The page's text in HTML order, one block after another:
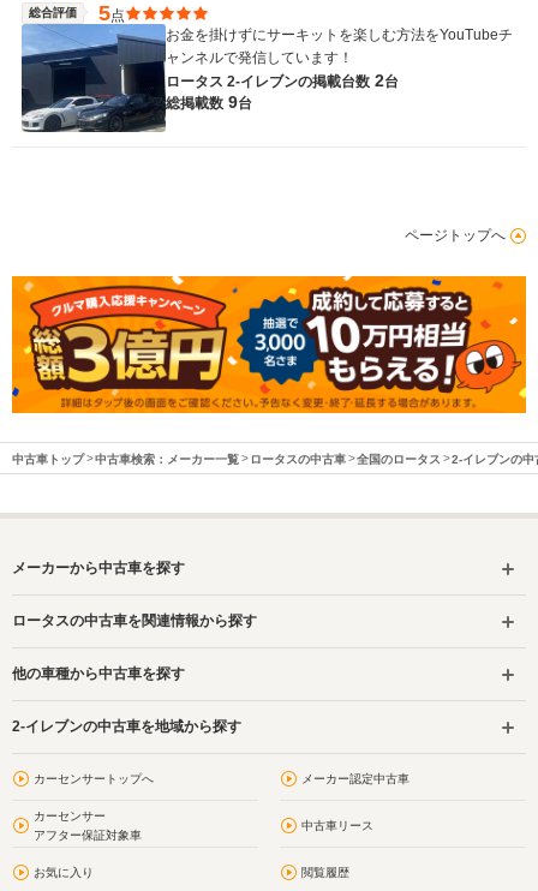
サイズ
(全長x全幅x全高)
WLTCモード
燃費
排気量
駆動方式
1.86m
全長
-
3456cc
MR
全長
3456cc
MR
3456cc
MR
総合評価 5点
お金を掛けずにサーキットを楽しむ方法をYouTubeチ
ャンネルで発信しています！
ロータス 2-イレブンの掲載台数 2台
総掲載数 9台
ページトップへ
中古車トップ 中古車検索：メーカー一覧 ロータスの中古車 全国のロータス 2-イレブンの中
メーカーから中古車を探す
ロータスの中古車を関連情報から探す
他の車種から中古車を探す
2-イレブンの中古車を地域から探す
カーセンサートップへ メーカー認定中古車
カーセンサー
アフター保証対象車
中古車リース
お気に入り 閲覧履歴